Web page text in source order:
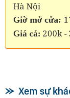
Hà Nội
Giờ mở cửa:
Giá cả: 200k -
Xem sự